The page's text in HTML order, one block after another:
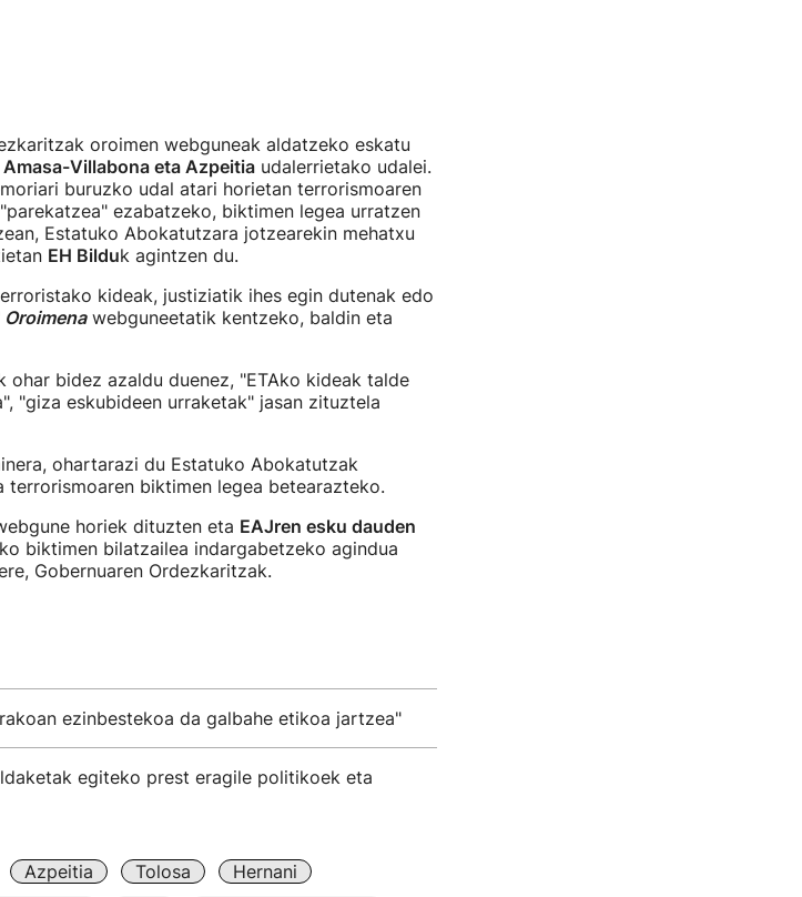
oroimen webguneak aldatzeko eskatu
Villabona eta Azpeitiaudalerrietako udalei.
buruzko udal atari horietan terrorismoaren
ezabatzeko, biktimen legea urratzen
Estatuko Abokatutzara jotzearekin mehatxu
EH Bilduk agintzen du.
kideak, justiziatik ihes egin dutenak edo
Oroimenawebguneetatik kentzeko, baldin eta
ohar bidez azaldu duenez, "ETAko kideak talde
"giza eskubideen urraketak" jasan zituztela
ohartarazi du Estatuko Abokatutzak
biktimen legea betearazteko.
horiek dituzten eta EAJren esku dauden
biktimen bilatzailea indargabetzeko agindua
Gobernuaren Ordezkaritzak.
ezinbestekoa da galbahe etikoa jartzea"
egiteko prest eragile politikoek eta
Azpeitia Tolosa
Hernani